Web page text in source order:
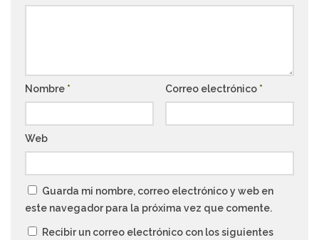
Nombre * Correo electrónico *
Web
Guarda mi nombre, correo electrónico y web en
este navegador para la próxima vez que comente.
Recibir un correo electrónico con los siguientes